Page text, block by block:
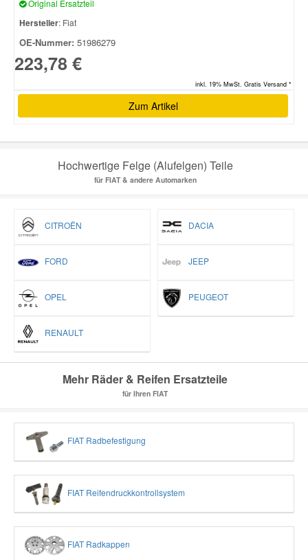
Original Ersatzteil
Hersteller: Fiat
OE-Nummer: 51986279
223,78 €
inkl. 19% MwSt. Gratis Versand *
Zum Artikel
Hochwertige Felge (Alufelgen) Teile
für FIAT & andere Automarken
CITROËN DACIA
FORD JEEP
OPEL PEUGEOT
RENAULT
Mehr Räder & Reifen Ersatzteile
für Ihren FIAT
FIAT Radbefestigung
FIAT Reifendruckkontrollsystem
FIAT Radkappen